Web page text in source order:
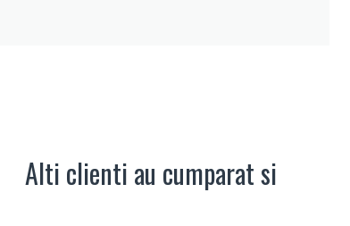
Alti clienti au cumparat si